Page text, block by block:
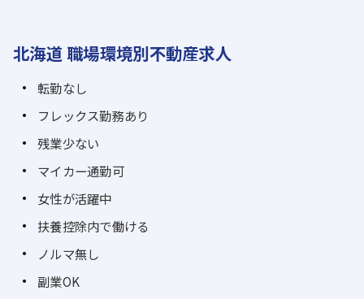
北海道 職場環境別不動産求人
転勤なし
フレックス勤務あり
残業少ない
マイカー通勤可
女性が活躍中
扶養控除内で働ける
ノルマ無し
副業OK